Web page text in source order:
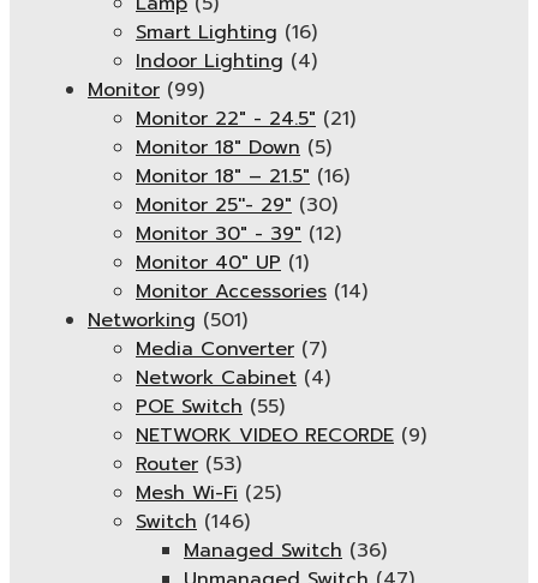
Smart Lighting (16)
Indoor Lighting (4)
Monitor (99)
Monitor 22" - 24.5" (21)
Monitor 18" Down (5)
Monitor 18″ – 21.5″ (16)
Monitor 25''- 29" (30)
Monitor 30" - 39" (12)
Monitor 40" UP (1)
Monitor Accessories (14)
Networking (501)
Media Converter (7)
Network Cabinet (4)
POE Switch (55)
NETWORK VIDEO RECORDE (9)
Router (53)
Mesh Wi-Fi (25)
Switch (146)
Managed Switch (36)